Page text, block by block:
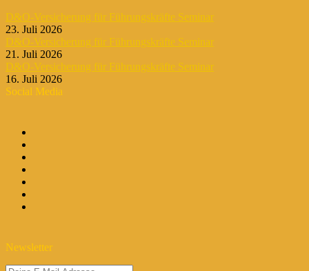
D&O-Versicherung für Führungskräfte Seminar
23. Juli 2026
D&O-Versicherung für Führungskräfte Seminar
21. Juli 2026
D&O-Versicherung für Führungskräfte Seminar
16. Juli 2026
Social Media
Newsletter